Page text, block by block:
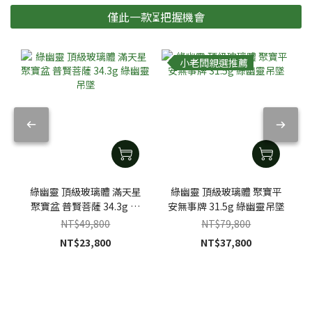
僅此一款⏳把握機會
綠幽靈 頂級玻璃體 滿天星
聚寶盆 普賢菩薩 34.3g 綠
幽靈吊墜
NT$49,800
NT$23,800
小老闆親選推薦
綠幽靈 頂級玻璃體 聚寶平
安無事牌 31.5g 綠幽靈吊墜
NT$79,800
NT$37,800